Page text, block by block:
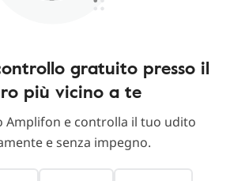
gratuito presso il
più vicino a te
Amplifon e controlla il tuo udito
e senza impegno.